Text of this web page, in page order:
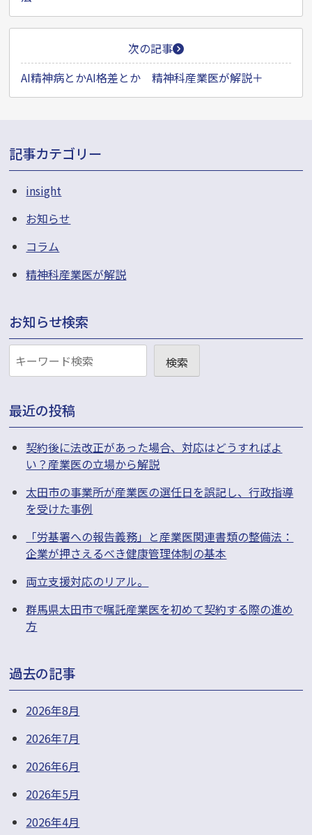
ビ
ゲ
シ
ョ
次の記事
AI精神病とかAI格差とか 精神科産業医が解説＋
記事カテゴリー
insight
お知らせ
コラム
精神科産業医が解説
お知らせ検索
お
知
ら
せ
検
検索
最近の投稿
契約後に法改正があった場合、対応はどうすればよ
い？産業医の立場から解説
太田市の事業所が産業医の選任日を誤記し、行政指導
を受けた事例
「労基署への報告義務」と産業医関連書類の整備法：
企業が押さえるべき健康管理体制の基本
両立支援対応のリアル。
群馬県太田市で嘱託産業医を初めて契約する際の進め
方
過去の記事
2026年8月
2026年7月
2026年6月
2026年5月
2026年4月